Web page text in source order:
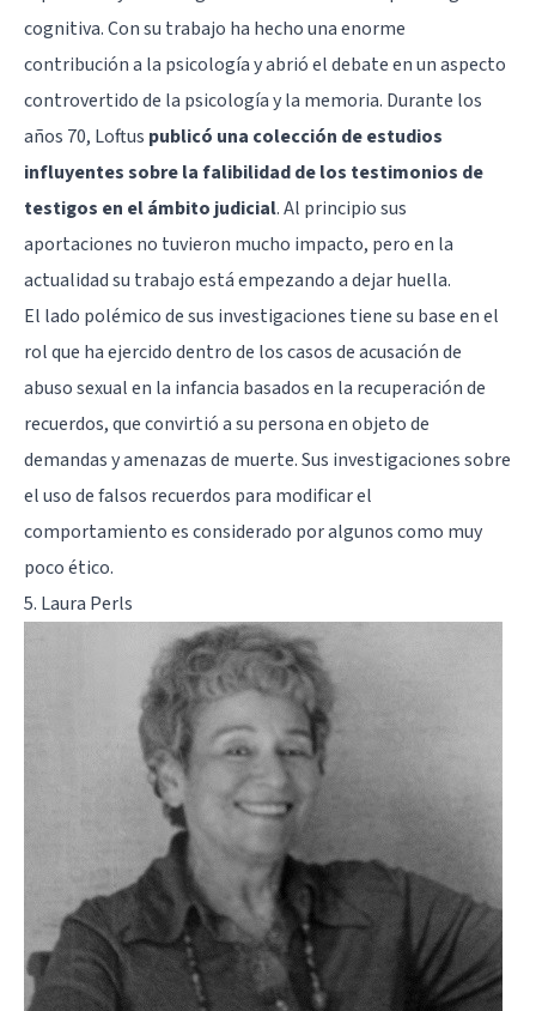
cognitiva. Con su trabajo ha hecho una enorme
contribución a la psicología y abrió el debate en un aspecto
controvertido de la psicología y la memoria. Durante los
años 70, Loftus publicó una colección de estudios
influyentes sobre la falibilidad de los testimonios de
testigos en el ámbito judicial. Al principio sus
aportaciones no tuvieron mucho impacto, pero en la
actualidad su trabajo está empezando a dejar huella.
El lado polémico de sus investigaciones tiene su base en el
rol que ha ejercido dentro de los casos de acusación de
abuso sexual en la infancia basados en la recuperación de
recuerdos, que convirtió a su persona en objeto de
demandas y amenazas de muerte. Sus investigaciones sobre
el uso de falsos recuerdos para modificar el
comportamiento es considerado por algunos como muy
poco ético.
5. Laura Perls